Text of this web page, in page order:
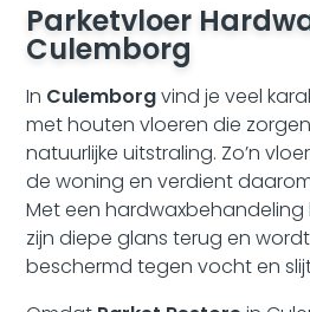
Parketvloer
Culemborg
In Culemborgvind je veel
met houten vloeren die
natuurlijke uitstraling. Zo’n
de woning en verdient
Met een
zijn diepe glans terug en
beschermd tegen vocht en